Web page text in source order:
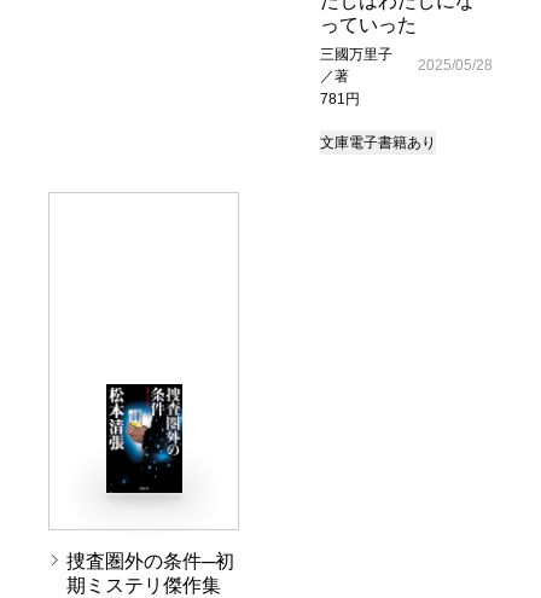
っていった
三國万里子
／著
781円
2025/05/28
文庫電子書籍あり
捜査圏外の条件─初
期ミステリ傑作集